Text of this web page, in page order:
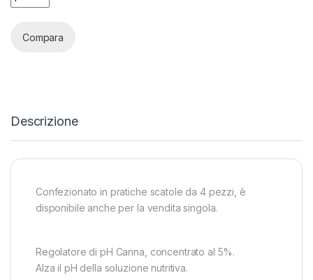
Compara
Descrizione
Confezionato in pratiche scatole da 4 pezzi, è
disponibile anche per la vendita singola.
Regolatore di pH Canna, concentrato al 5%.
Alza il pH della soluzione nutritiva.